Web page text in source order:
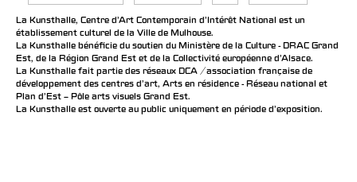
La Kunsthalle, Centre d’Art Contemporain d’Intérêt National est un
établissement culturel de la Ville de Mulhouse.
La Kunsthalle bénéficie du soutien du Ministère de la Culture - DRAC Grand
Est, de la Région Grand Est et de la Collectivité européenne d’Alsace.
La Kunsthalle fait partie des réseaux DCA / association française de
développement des centres d'art, Arts en résidence - Réseau national et
Plan d’Est – Pôle arts visuels Grand Est.
La Kunsthalle est ouverte au public uniquement en période d'exposition.